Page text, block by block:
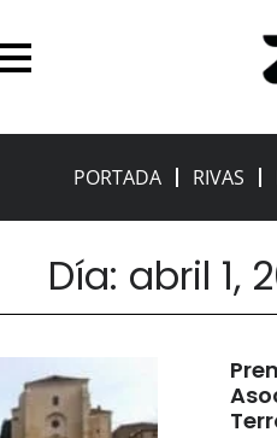
PORTADA RIVAS
Día: abril 1,